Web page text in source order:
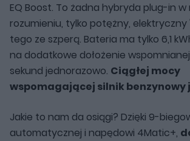
EQ Boost. To żadna hybryda plug-in
rozumieniu, tylko potężny, elektryczny
tego ze szperą. Bateria ma tylko 6,1
na dodatkowe dołożenie
sekund jednorazowo. Ciągłej mocy
wspomagającej silnik benzynowy
Jakie to nam da osiągi? Dzięki 9-
automatycznej i napędowi 4Matic+,